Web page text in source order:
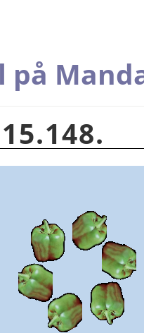
på